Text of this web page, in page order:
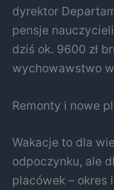
dyrektor
pensje
dziś ok. 9600 zł
wychowawstwo
Remonty i nowe
Wakacje to dla
odpoczynku, ale
placówek – okres